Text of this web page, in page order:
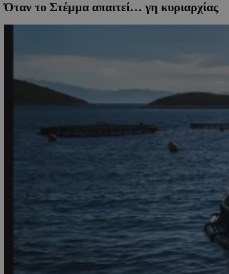
Όταν το Στέμμα απαιτεί… γη κυριαρχίας